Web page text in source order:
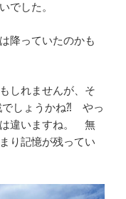
でした。
降っていたのかも
しれませんが、そ
でしょうかね⁈ やっ
は違いますね。 無
り記憶が残ってい